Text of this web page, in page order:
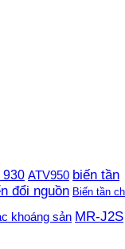
930 ATV950 biến tần
đổi nguồn Biến tần
khoáng sản MR-J2S